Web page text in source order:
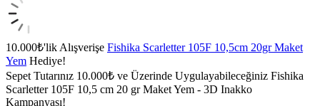
10.000₺'lik Alışverişe Fishika Scarletter 105F 10,5cm 20gr Maket
Yem Hediye!
Sepet Tutarınız 10.000₺ ve Üzerinde Uygulayabileceğiniz Fishika
Scarletter 105F 10,5 cm 20 gr Maket Yem - 3D Inakko
Kampanyası!